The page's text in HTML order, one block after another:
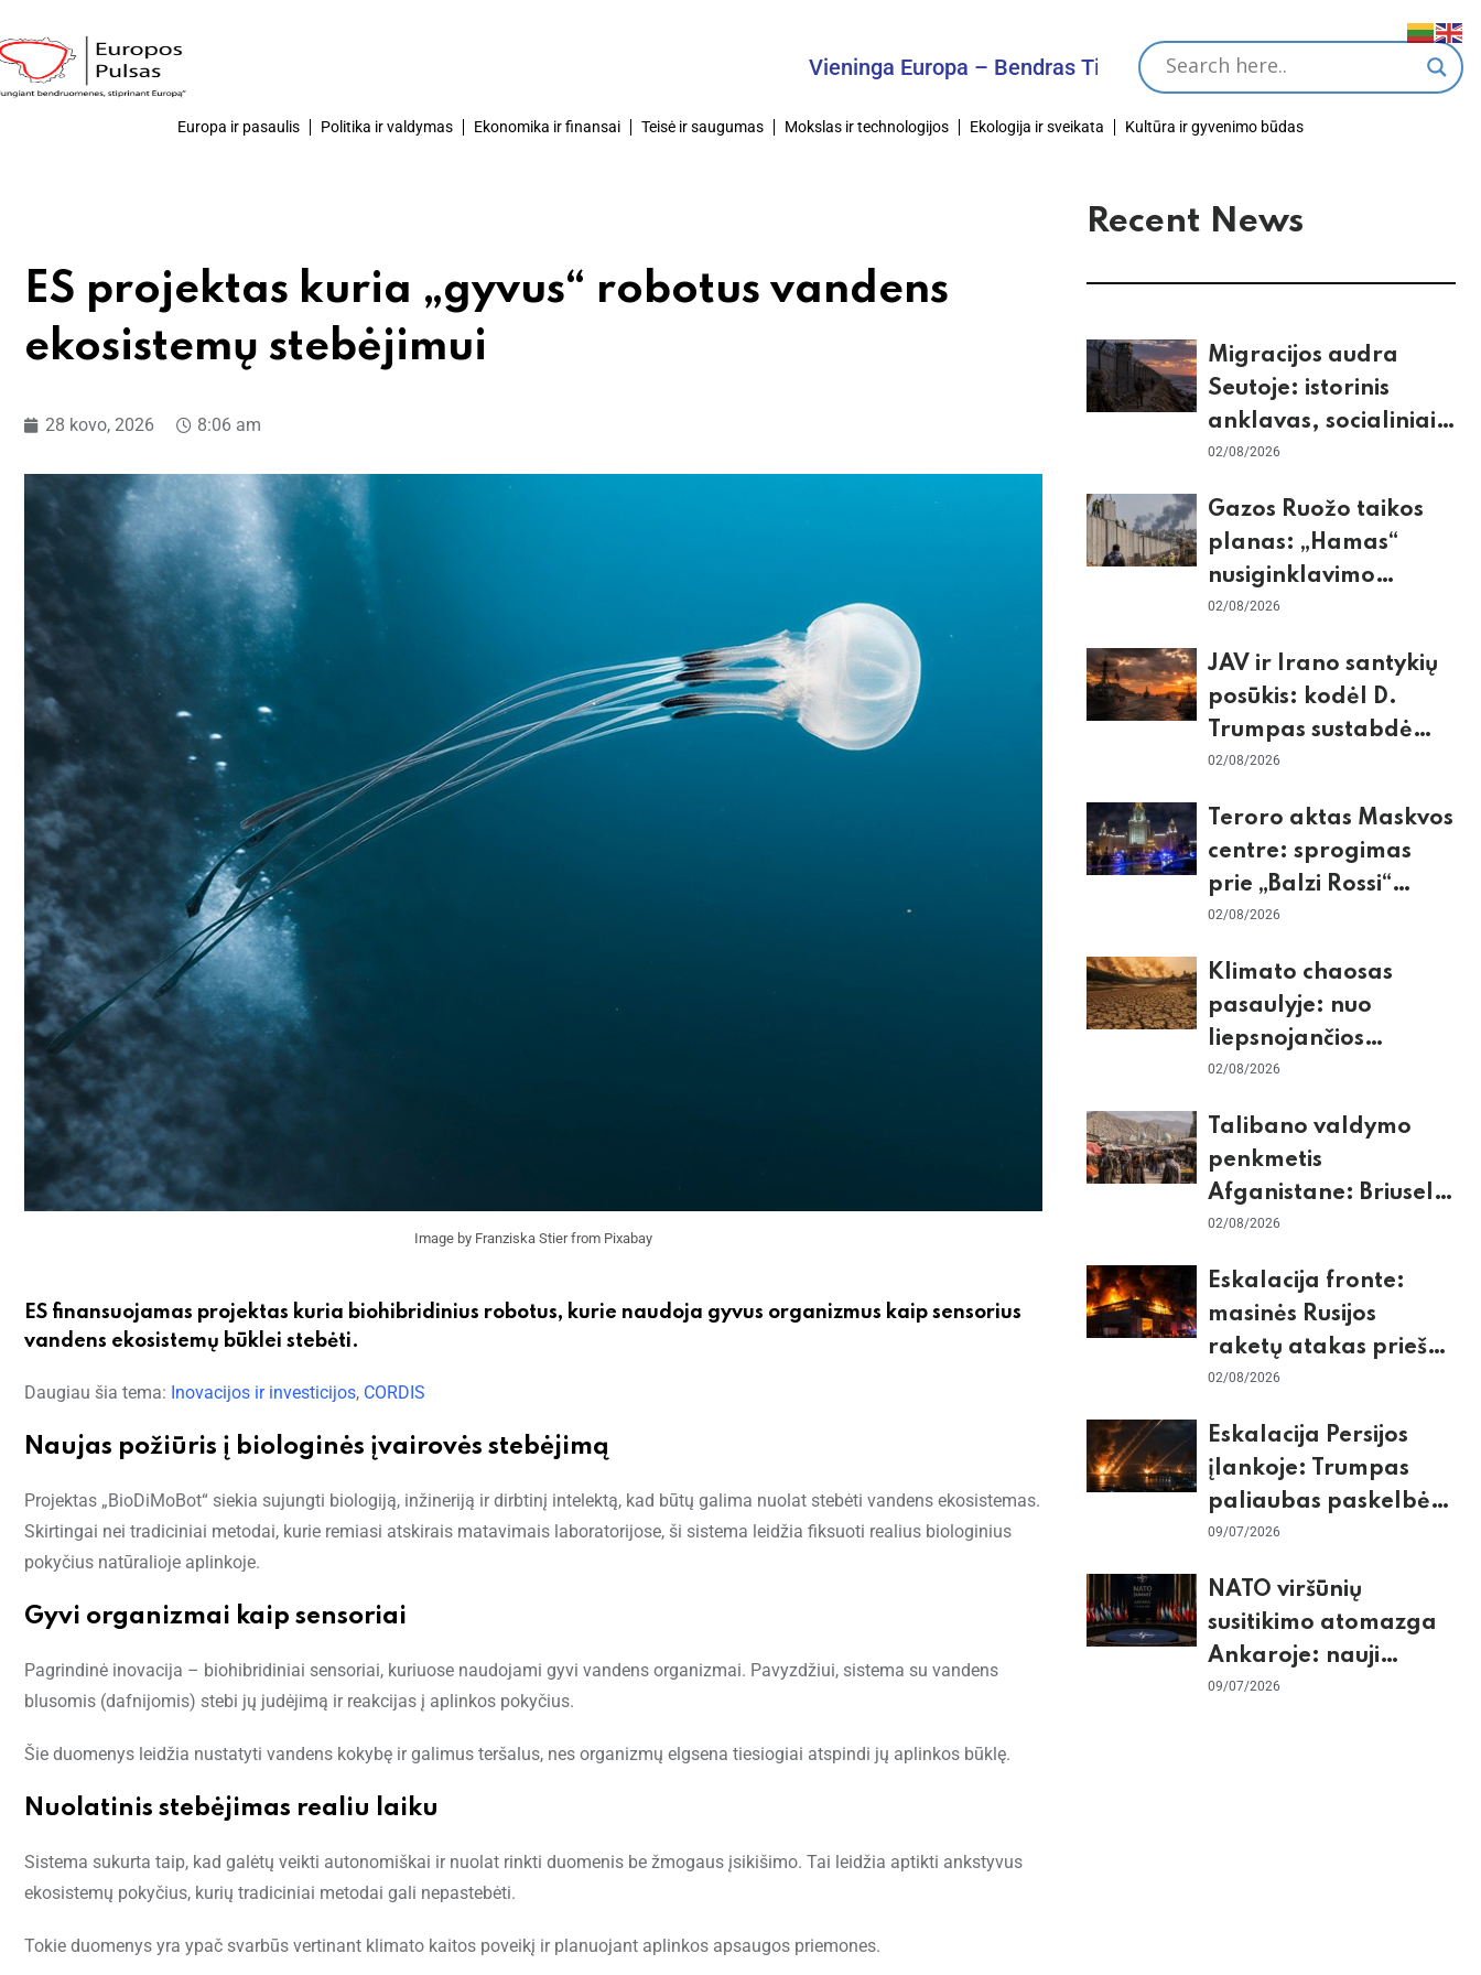
Vieninga Europa – Bendras Tikslas
Europa ir pasaulis Politika ir valdymas Ekonomika ir finansai Teisė ir saugumas Mokslas ir technologijos Ekologija ir sveikata Kultūra ir gyvenimo būdas
ES projektas kuria „gyvus“ robotus vandens
ekosistemų stebėjimui
28 kovo, 2026 8:06 am
Image by Franziska Stier from Pixabay
ES finansuojamas projektas kuria biohibridinius robotus, kurie naudoja gyvus organizmus kaip sensorius
vandens ekosistemų būklei stebėti.
Daugiau šia tema: Inovacijos ir investicijos, CORDIS
Naujas požiūris į biologinės įvairovės stebėjimą
Projektas „BioDiMoBot“ siekia sujungti biologiją, inžineriją ir dirbtinį intelektą, kad būtų galima nuolat stebėti vandens ekosistemas.
Skirtingai nei tradiciniai metodai, kurie remiasi atskirais matavimais laboratorijose, ši sistema leidžia fiksuoti realius biologinius
pokyčius natūralioje aplinkoje.
Gyvi organizmai kaip sensoriai
Pagrindinė inovacija – biohibridiniai sensoriai, kuriuose naudojami gyvi vandens organizmai. Pavyzdžiui, sistema su vandens
blusomis (dafnijomis) stebi jų judėjimą ir reakcijas į aplinkos pokyčius.
Šie duomenys leidžia nustatyti vandens kokybę ir galimus teršalus, nes organizmų elgsena tiesiogiai atspindi jų aplinkos būklę.
Nuolatinis stebėjimas realiu laiku
Sistema sukurta taip, kad galėtų veikti autonomiškai ir nuolat rinkti duomenis be žmogaus įsikišimo. Tai leidžia aptikti ankstyvus
ekosistemų pokyčius, kurių tradiciniai metodai gali nepastebėti.
Tokie duomenys yra ypač svarbūs vertinant klimato kaitos poveikį ir planuojant aplinkos apsaugos priemones.
Recent News
Migracijos audra
Seutoje: istorinis
anklavas, socialiniai
tinklai ir ES skilimas
02/08/2026
Gazos Ruožo taikos
planas: „Hamas“
nusiginklavimo
sąlygos, Izraelio
nerimas dėl sienos
02/08/2026
JAV ir Irano santykių
posūkis: kodėl D.
Trumpas sustabdė
smūgius ir kuo
ekonomika
02/08/2026
Teroro aktas Maskvos
centre: sprogimas
prie „Balzi Rossi“
restorano,
tikrieji taikiniai
02/08/2026
Klimato chaosas
pasaulyje: nuo
liepsnojančios
Europos iki
Antarktidos
paradokso
02/08/2026
Talibano valdymo
penkmetis
Afganistane: Briuselio
vizito užkulisiai, gilus
konfliktas su
Pakistanu
02/08/2026
Eskalacija fronte:
masinės Rusijos
raketų atakas prieš
Kijevą, dronų smūgiai
žiemos krizės grėsmė
02/08/2026
Eskalacija Persijos
įlankoje: Trumpas
paliaubas paskelbė
baigtomis, JAV
taikinių Irane
09/07/2026
NATO viršūnių
susitikimo atomazga
Ankaroje: nauji
įsipareigojimai
09/07/2026